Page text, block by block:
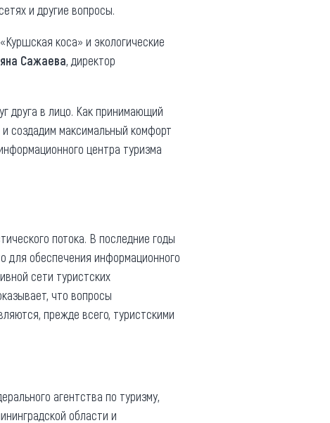
и другие вопросы.
коса» и экологические
Сажаева, директор
друга в лицо. Как принимающий
создадим максимальный комфорт
центра туризма
потока. В последние годы
для обеспечения информационного
сети туристских
что вопросы
прежде всего, туристскими
агентства по туризму,
области и